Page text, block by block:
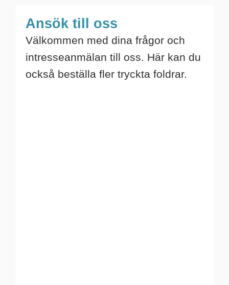
Ansök till oss
​​​​​​​Välkommen med dina frågor och
intresseanmälan till oss. Här kan du
också beställa fler tryckta foldrar.